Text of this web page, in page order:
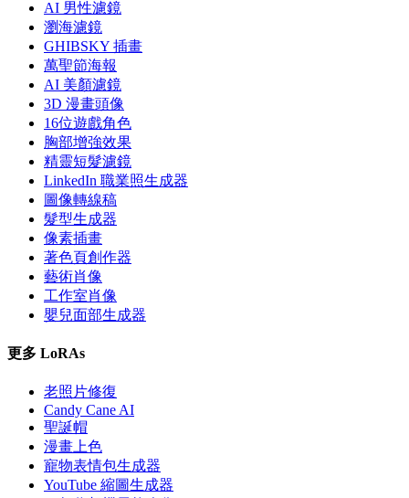
AI 男性濾鏡
瀏海濾鏡
GHIBSKY 插畫
萬聖節海報
AI 美顏濾鏡
3D 漫畫頭像
16位遊戲角色
胸部增強效果
精靈短髮濾鏡
LinkedIn 職業照生成器
圖像轉線稿
髮型生成器
像素插畫
著色頁創作器
藝術肖像
工作室肖像
嬰兒面部生成器
更多 LoRAs
老照片修復
Candy Cane AI
聖誕帽
漫畫上色
寵物表情包生成器
YouTube 縮圖生成器